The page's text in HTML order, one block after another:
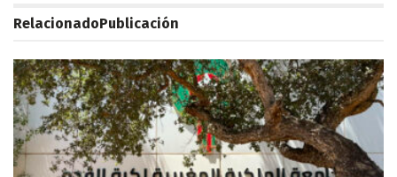
RelacionadoPublicación